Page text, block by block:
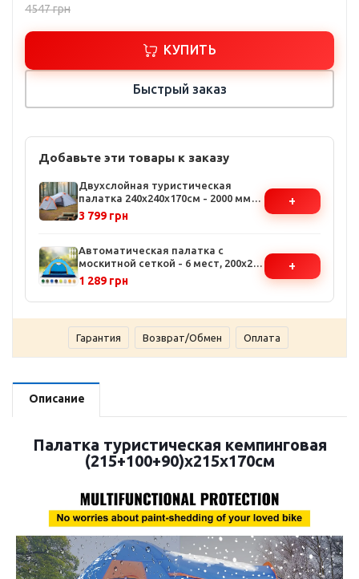
4547грн
КУПИТЬ
Быстрый заказ
Добавьте эти товары к заказу
Двухслойная туристическая
палатка 240x240x170см - 2000 мм
водостойкость, 2 входа,
стекловолоконный каркас
3 799 грн
+
Автоматическая палатка с
москитной сеткой - 6 мест, 200х250
см, водостойкая, полиэстер,
нейлон, полусфера
1 289 грн
+
Гарантия Возврат/Обмен Оплата
Описание
Палатка туристическая кемпинговая
(215+100+90)х215х170см